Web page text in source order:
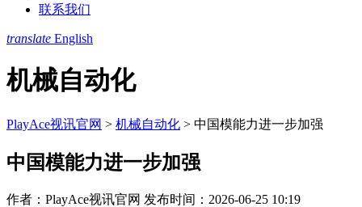
联系我们
translate English
机械自动化
PlayAce视讯官网 > 机械自动化 > 中国模能力进一步加强
中国模能力进一步加强
作者：PlayAce视讯官网 发布时间：2026-06-25 10:19